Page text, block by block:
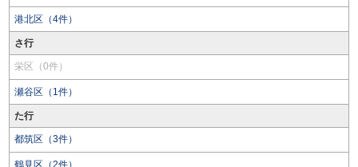
港北区（4件）
さ行
栄区（0件）
瀬谷区（1件）
た行
都筑区（3件）
鶴見区（2件）